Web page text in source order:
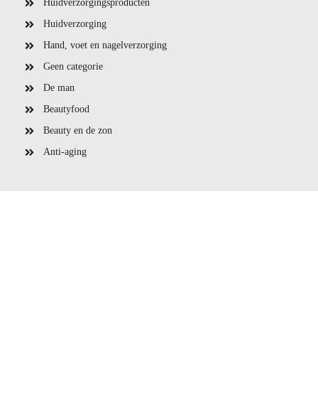
Huidverzorgingsproducten
Huidverzorging
Hand, voet en nagelverzorging
Geen categorie
De man
Beautyfood
Beauty en de zon
Anti-aging